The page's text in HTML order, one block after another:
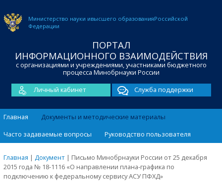
Министерство науки ивысшего образованияРоссийской
Федерации
ПОРТАЛ
ИНФОРМАЦИОННОГО ВЗАИМОДЕЙСТВИЯ
с организациями и учреждениями, участниками бюджетного
процесса Минобрнауки России
Личный кабинет
Служба поддержки
Главная
Документы и методические материалы
Часто задаваемые вопросы
Руководство пользователя
Главная | Документ | Письмо Минобрнауки России от 25 декабря
2015 года № 18-1116 «О направлении плана-графика по
подключению к федеральному сервису АСУ ПФХД»